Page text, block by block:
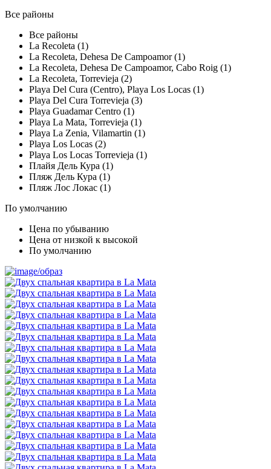
Все районы
Все районы
La Recoleta (1)
La Recoleta, Dehesa De Campoamor (1)
La Recoleta, Dehesa De Campoamor, Cabo Roig (1)
La Recoleta, Torrevieja (2)
Playa Del Cura (Centro), Playa Los Locas (1)
Playa Del Cura Torrevieja (3)
Playa Guadamar Centro (1)
Playa La Mata, Torrevieja (1)
Playa La Zenia, Vilamartin (1)
Playa Los Locas (2)
Playa Los Locas Torrevieja (1)
Плайя Дель Кура (1)
Пляж Дель Кура (1)
Пляж Лос Локас (1)
По умолчанию
Цена по убыванию
Цена от низкой к высокой
По умолчанию